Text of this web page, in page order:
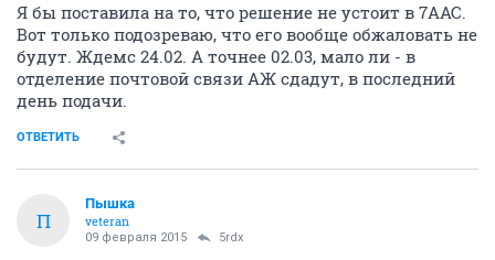
Я бы поставила на то, что решение не устоит в 7ААС.
Вот только подозреваю, что его вообще обжаловать не
будут. Ждемс 24.02. А точнее 02.03, мало ли - в
отделение почтовой связи АЖ сдадут, в последний
день подачи.
ОТВЕТИТЬ
П
Пышка
veteran
09 февраля 2015 5rdx